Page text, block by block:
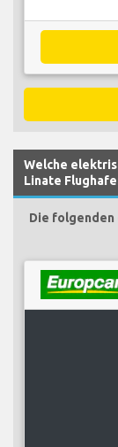
Welche
Linate
Die folgenden